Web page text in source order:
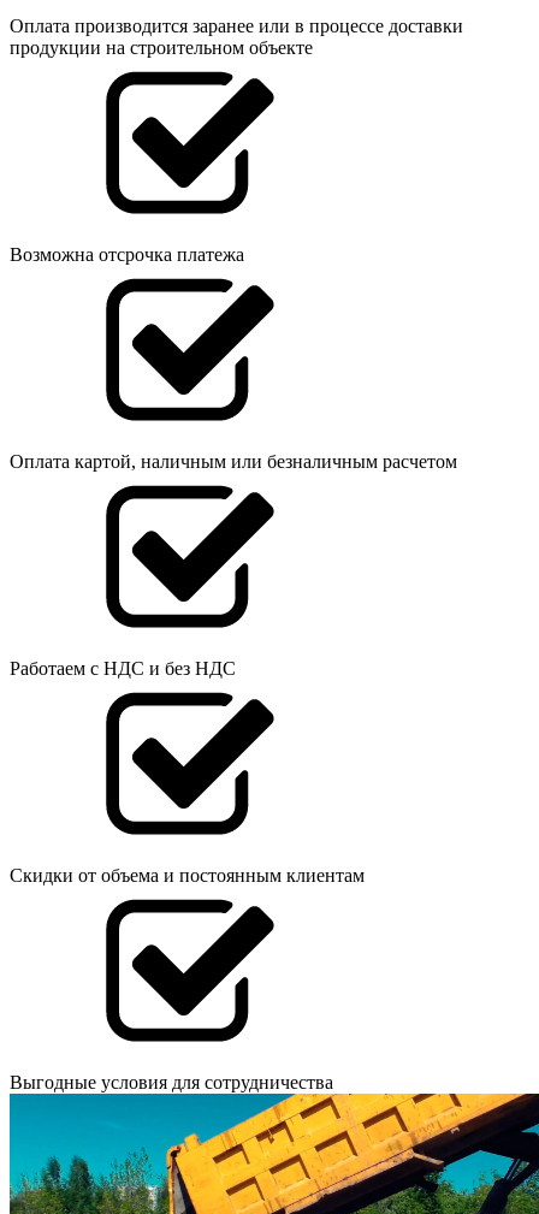
Оплата производится заранее или в процессе доставки
продукции на строительном объекте
Возможна отсрочка платежа
Оплата картой, наличным или безналичным расчетом
Работаем с НДС и без НДС
Скидки от объема и постоянным клиентам
Выгодные условия для сотрудничества